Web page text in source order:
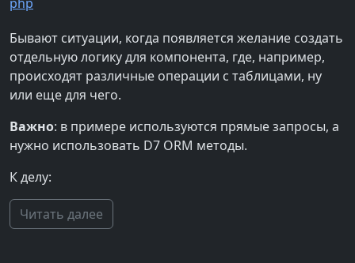
Бывают ситуации, когда появляется желание создать
отдельную логику для компонента, где, например,
происходят различные операции с таблицами, ну
или еще для чего.
Важно: в примере используются прямые запросы, а
нужно использовать D7 ORM методы.
К делу:
Читать далее